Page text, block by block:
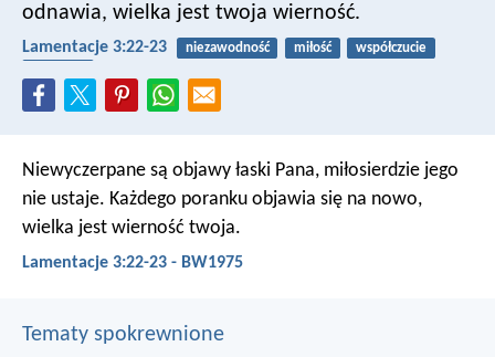
odnawia, wielka jest twoja wierność.
Lamentacje 3:22-23 niezawodność miłość
współczucie
Niewyczerpane są objawy łaski Pana, miłosierdzie jego
nie ustaje. Każdego poranku objawia się na nowo,
wielka jest wierność twoja.
Lamentacje 3:22-23 - BW1975
Tematy spokrewnione